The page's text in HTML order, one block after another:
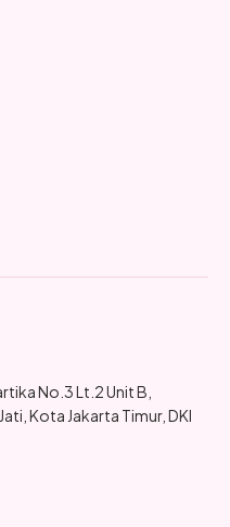
No.3 Lt.2 Unit B,
Kota Jakarta Timur, DKI